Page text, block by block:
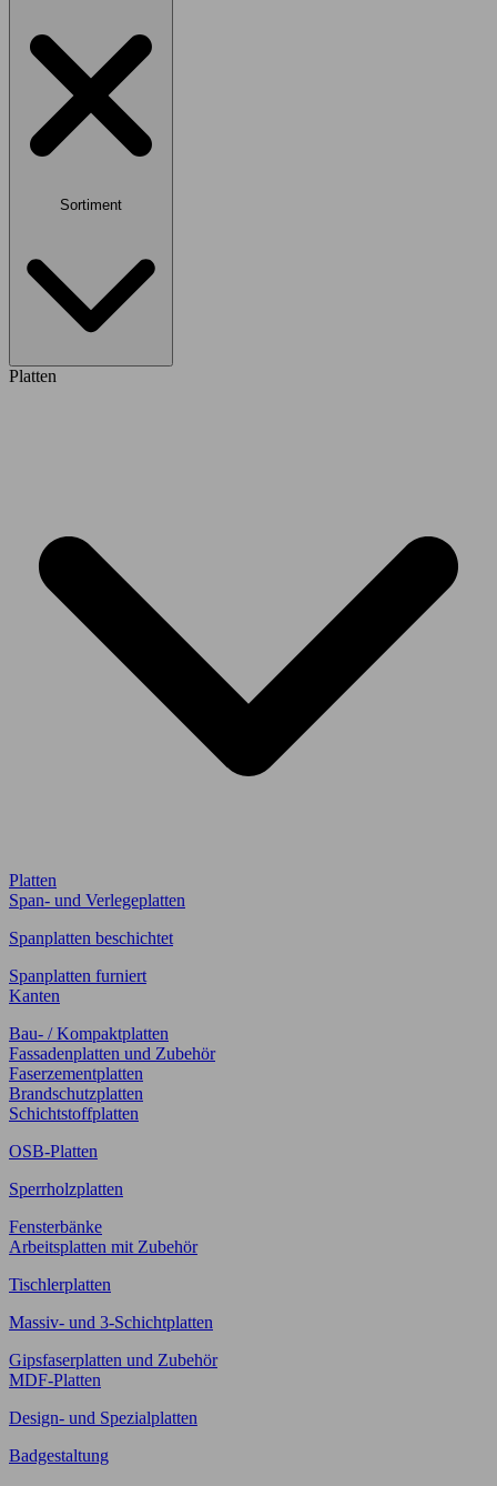
Sortiment
Platten
Platten
Span- und Verlegeplatten
Spanplatten beschichtet
Spanplatten furniert
Kanten
Bau- / Kompaktplatten
Fassadenplatten und Zubehör
Faserzementplatten
Brandschutzplatten
Schichtstoffplatten
OSB-Platten
Sperrholzplatten
Fensterbänke
Arbeitsplatten mit Zubehör
Tischlerplatten
Massiv- und 3-Schichtplatten
Gipsfaserplatten und Zubehör
MDF-Platten
Design- und Spezialplatten
Badgestaltung